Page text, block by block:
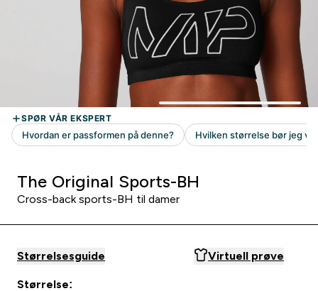
The Original Sports-BH
Cross-back sports-BH til damer
Størrelsesguide Virtuell prøve
Størrelse: